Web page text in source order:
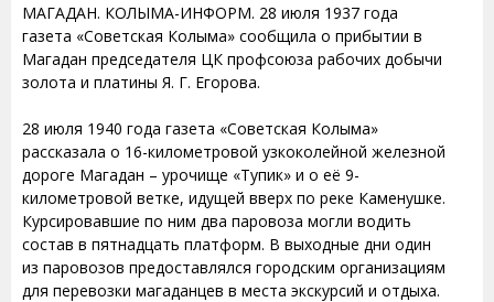
МАГАДАН. КОЛЫМА-ИНФОРМ. 28 июля 1937 года
газета «Советская Колыма» сообщила о прибытии в
Магадан председателя ЦК профсоюза рабочих добычи
золота и платины Я. Г. Егорова.
28 июля 1940 года газета «Советская Колыма»
рассказала о 16-километровой узкоколейной железной
дороге Магадан – урочище «Тупик» и о её 9-
километровой ветке, идущей вверх по реке Каменушке.
Курсировавшие по ним два паровоза могли водить
состав в пятнадцать платформ. В выходные дни один
из паровозов предоставлялся городским организациям
для перевозки магаданцев в места экскурсий и отдыха.